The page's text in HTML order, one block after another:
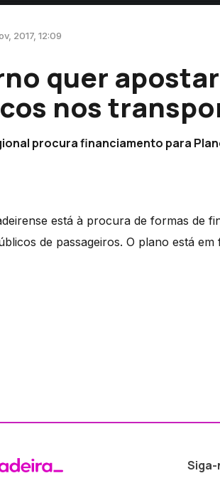
2017, 12:09
quer
nos
procura financiamento para
está à procura de formas de
de passageiros. O plano está em
Siga-